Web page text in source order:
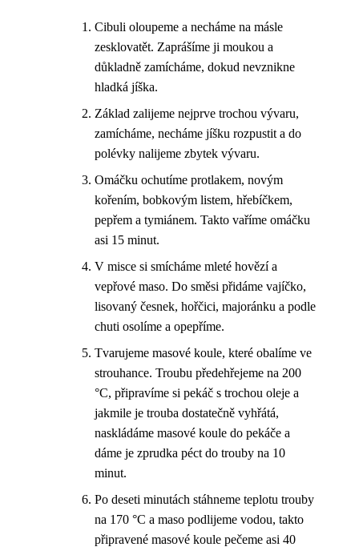
Cibuli oloupeme a necháme na másle
zesklovatět. Zaprášíme ji moukou a
důkladně zamícháme, dokud nevznikne
hladká jíška.
Základ zalijeme nejprve trochou vývaru,
zamícháme, necháme jíšku rozpustit a do
polévky nalijeme zbytek vývaru.
Omáčku ochutíme protlakem, novým
kořením, bobkovým listem, hřebíčkem,
pepřem a tymiánem. Takto vaříme omáčku
asi 15 minut.
V misce si smícháme mleté hovězí a
vepřové maso. Do směsi přidáme vajíčko,
lisovaný česnek, hořčici, majoránku a podle
chuti osolíme a opepříme.
Tvarujeme masové koule, které obalíme ve
strouhance. Troubu předehřejeme na 200
°C, připravíme si pekáč s trochou oleje a
jakmile je trouba dostatečně vyhřátá,
naskládáme masové koule do pekáče a
dáme je zprudka péct do trouby na 10
minut.
Po deseti minutách stáhneme teplotu trouby
na 170 °C a maso podlijeme vodou, takto
připravené masové koule pečeme asi 40